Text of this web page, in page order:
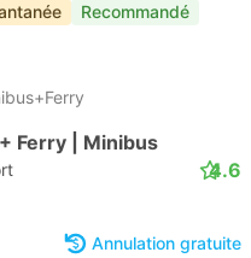
Recommandé
Ferry | Minibus
4.6
Annulation gratuite